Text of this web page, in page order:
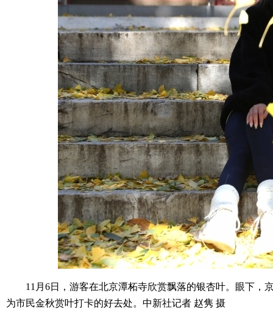
11月6日，游客在北京潭柘寺欣赏飘落的银杏叶。眼下，
为市民金秋赏叶打卡的好去处。中新社记者 赵隽 摄